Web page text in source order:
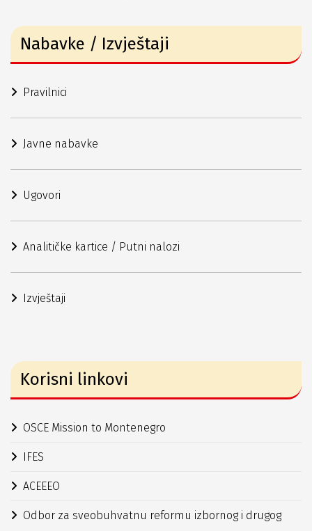
Nabavke / Izvještaji
Pravilnici
Javne nabavke
Ugovori
Analitičke kartice / Putni nalozi
Izvještaji
Korisni linkovi
OSCE Mission to Montenegro
IFES
ACEEEO
Odbor za sveobuhvatnu reformu izbornog i drugog